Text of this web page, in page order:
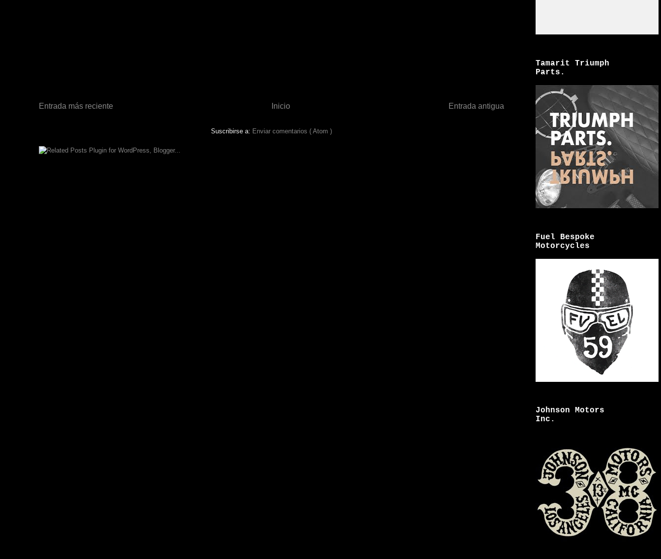
Entrada más reciente Entrada antigua
Inicio
Suscribirse a: Enviar comentarios ( Atom )
Tamarit Triumph
Parts.
Fuel Bespoke
Motorcycles
Johnson Motors
Inc.